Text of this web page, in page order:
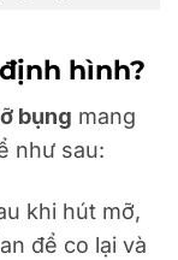
hình?
bụng mang
như sau:
khi hút mỡ,
để co lại và